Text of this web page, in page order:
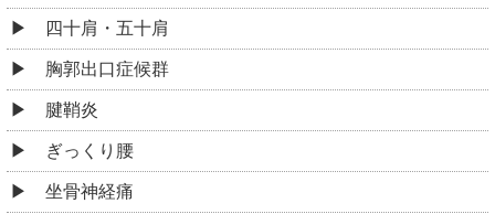
四十肩・五十肩
胸郭出口症候群
腱鞘炎
ぎっくり腰
坐骨神経痛